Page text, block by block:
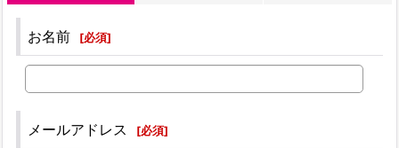
お名前 [必須]
メールアドレス [必須]